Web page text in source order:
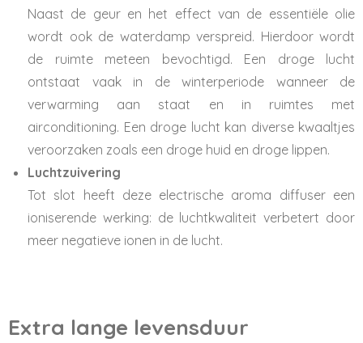
Naast de geur en het effect van de essentiële olie
wordt ook de waterdamp verspreid. Hierdoor wordt
de ruimte meteen bevochtigd. Een droge lucht
ontstaat vaak in de winterperiode wanneer de
verwarming aan staat en in ruimtes met
airconditioning. Een droge lucht kan diverse kwaaltjes
veroorzaken zoals een droge huid en droge lippen.
Luchtzuivering
Tot slot heeft deze electrische aroma diffuser een
ioniserende werking: de luchtkwaliteit verbetert door
meer negatieve ionen in de lucht.
Extra lange levensduur